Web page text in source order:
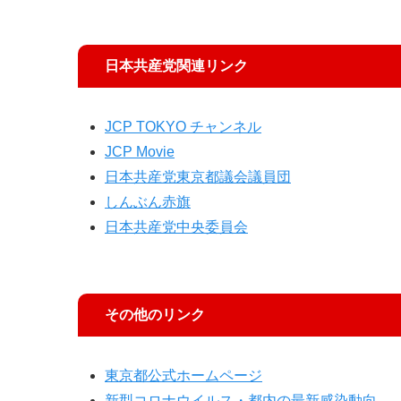
日本共産党関連リンク
JCP TOKYO チャンネル
JCP Movie
日本共産党東京都議会議員団
しんぶん赤旗
日本共産党中央委員会
その他のリンク
東京都公式ホームページ